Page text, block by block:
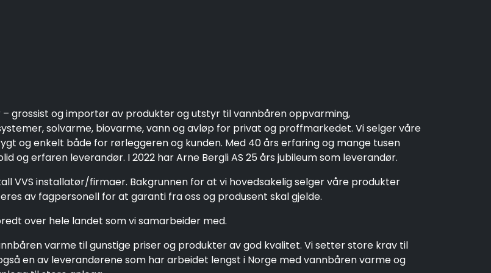
grossist og importør av produkter og utstyr til vannbåren oppvarming,
solvarme, biovarme, vann og avløp for privat og proffmarkedet. Vi selger våre
og enkelt både for rørleggeren og kunden. Med 40 års erfaring og mange tusen
og erfaren leverandør. I 2022 har Arne Bergli AS 25 års jubileum som leverandør.
VVS installatør/firmaer. Bakgrunnen for at vi hovedsakelig selger våre produkter
av fagpersonell for at garanti fra oss og produsent skal gjelde.
over hele landet som vi samarbeider med.
varme til gunstige priser og produkter av god kvalitet. Vi setter store krav til
en av leverandørene som har arbeidet lengst i Norge med vannbåren varme og